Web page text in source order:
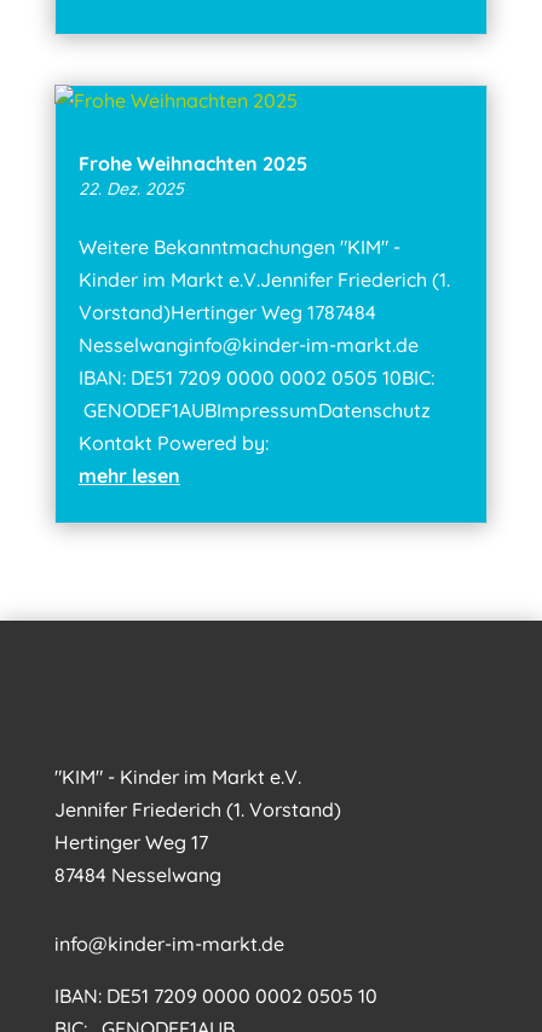
Frohe Weihnachten 2025
22. Dez. 2025
Weitere Bekanntmachungen "KIM" -
Kinder im Markt e.V.Jennifer Friederich (1.
Vorstand)Hertinger Weg 1787484
Nesselwanginfo@kinder-im-markt.de
IBAN: DE51 7209 0000 0002 0505 10BIC:
GENODEF1AUBImpressumDatenschutz
Kontakt Powered by:
mehr lesen
"KIM" - Kinder im Markt e.V.
Jennifer Friederich (1. Vorstand)
Hertinger Weg 17
87484 Nesselwang
info@kinder-im-markt.de
IBAN: DE51 7209 0000 0002 0505 10